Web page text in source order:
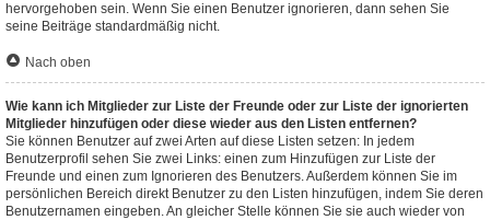
hervorgehoben sein. Wenn Sie einen Benutzer ignorieren, dann sehen Sie
seine Beiträge standardmäßig nicht.
Nach oben
Wie kann ich Mitglieder zur Liste der Freunde oder zur Liste der ignorierten
Mitglieder hinzufügen oder diese wieder aus den Listen entfernen?
Sie können Benutzer auf zwei Arten auf diese Listen setzen: In jedem
Benutzerprofil sehen Sie zwei Links: einen zum Hinzufügen zur Liste der
Freunde und einen zum Ignorieren des Benutzers. Außerdem können Sie im
persönlichen Bereich direkt Benutzer zu den Listen hinzufügen, indem Sie deren
Benutzernamen eingeben. An gleicher Stelle können Sie sie auch wieder von